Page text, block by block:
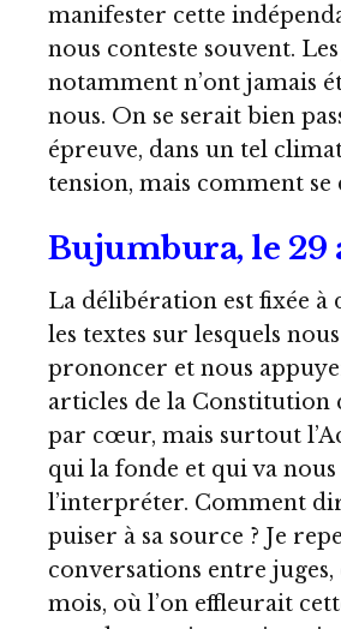
manifester cette
nous conteste souvent.
notamment n’ont jamais
nous. On se serait bien
épreuve, dans un tel
tension, mais comment se
Bujumbura, le 29
La délibération est fixée à
les textes sur lesquels
prononcer et nous
articles de la Constitution
par cœur, mais surtout
qui la fonde et qui va
l’interpréter. Comment
puiser à sa source ? Je
conversations entre juges,
mois, où l’on effleurait